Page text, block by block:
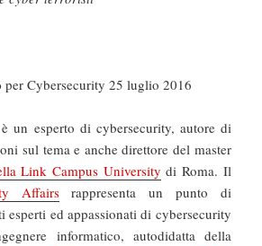
per Cybersecurity 25 luglio 2016
è un esperto di cybersecurity, autore di
sul tema e anche direttore del master
Link Campus University di Roma. Il
Affairsrappresenta un punto di
esperti ed appassionati di cybersecurity
informatico, autodidatta della